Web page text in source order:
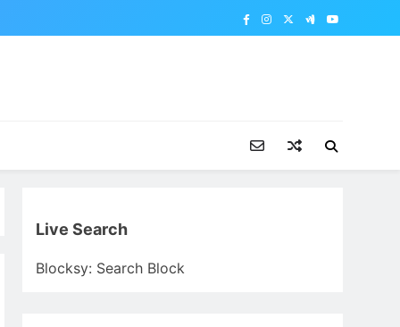
Live Search
Blocksy: Search Block